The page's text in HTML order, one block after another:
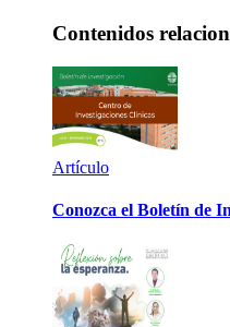
Contenidos
Artículo
Conozca el Boletín de